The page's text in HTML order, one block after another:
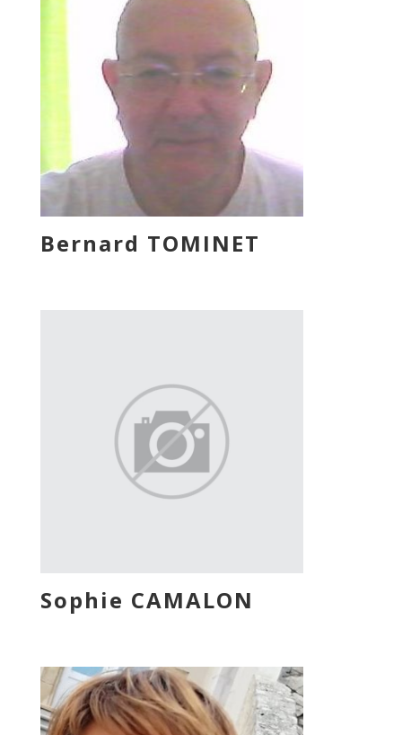
Bernard TOMINET
Sophie CAMALON